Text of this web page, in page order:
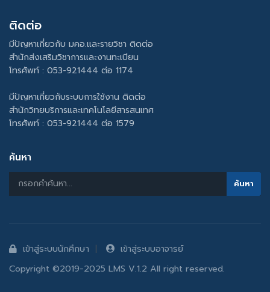
ติดต่อ
มีปัญหาเกี่ยวกับ มคอ.และรายวิชา ติดต่อ
สำนักส่งเสริมวิชาการและงานทะเบียน
โทรศัพท์ : 053-921444 ต่อ 1174
มีปัญหาเกี่ยวกับระบบการใช้งาน ติดต่อ
สำนักวิทยบริการและเทคโนโลยีสารสนเทศ
โทรศัพท์ : 053-921444 ต่อ 1579
ค้นหา
เข้าสู่ระบบนักศึกษา
เข้าสู่ระบบอาจารย์
Copyright ©2019-2025 LMS V.1.2 All right reserved.